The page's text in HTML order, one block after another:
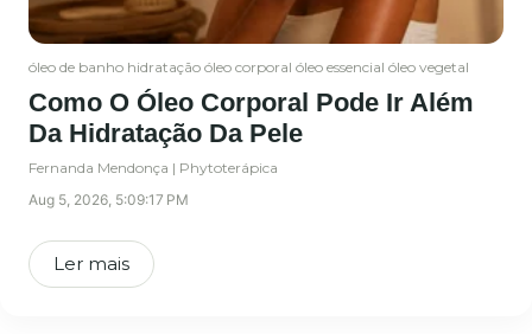
óleo de banho hidratação óleo corporal óleo essencial óleo vegetal
Como O Óleo Corporal Pode Ir Além
Da Hidratação Da Pele
Fernanda Mendonça | Phytoterápica
Aug 5, 2026, 5:09:17 PM
Ler mais